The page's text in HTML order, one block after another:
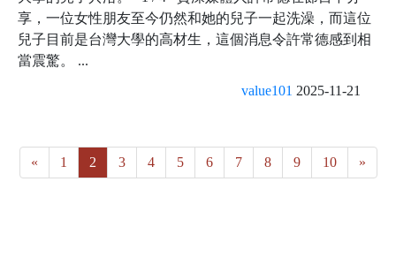
享，一位女性朋友至今仍然和她的兒子一起洗澡，而這位
兒子目前是台灣大學的高材生，這個消息令許常德感到相
當震驚。 ...
value101 2025-11-21
« 1 2 3 4 5 6 7 8 9 10 »